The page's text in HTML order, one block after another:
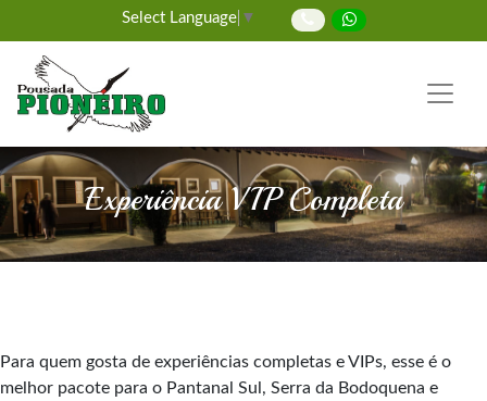
Select Language ▼
Experiência VIP Completa
Para quem gosta de experiências completas e VIPs, esse é o
melhor pacote para o Pantanal Sul, Serra da Bodoquena e